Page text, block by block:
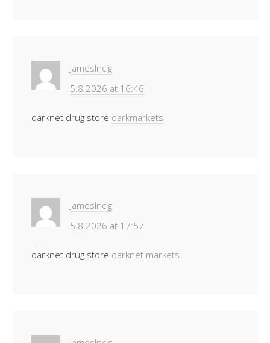
JamesIncig
5.8.2026 at 16:46
darknet drug store darkmarkets
JamesIncig
5.8.2026 at 17:57
darknet drug store darknet markets